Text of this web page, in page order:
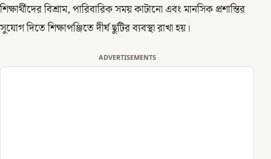
শিক্ষার্থীদের বিশ্রাম, পারিবারিক সময় কাটানো এবং মানসিক প্রশান্তির
সুযোগ দিতে শিক্ষাপঞ্জিতে দীর্ঘ ছুটির ব্যবস্থা রাখা হয়।
ADVERTISEMENTS